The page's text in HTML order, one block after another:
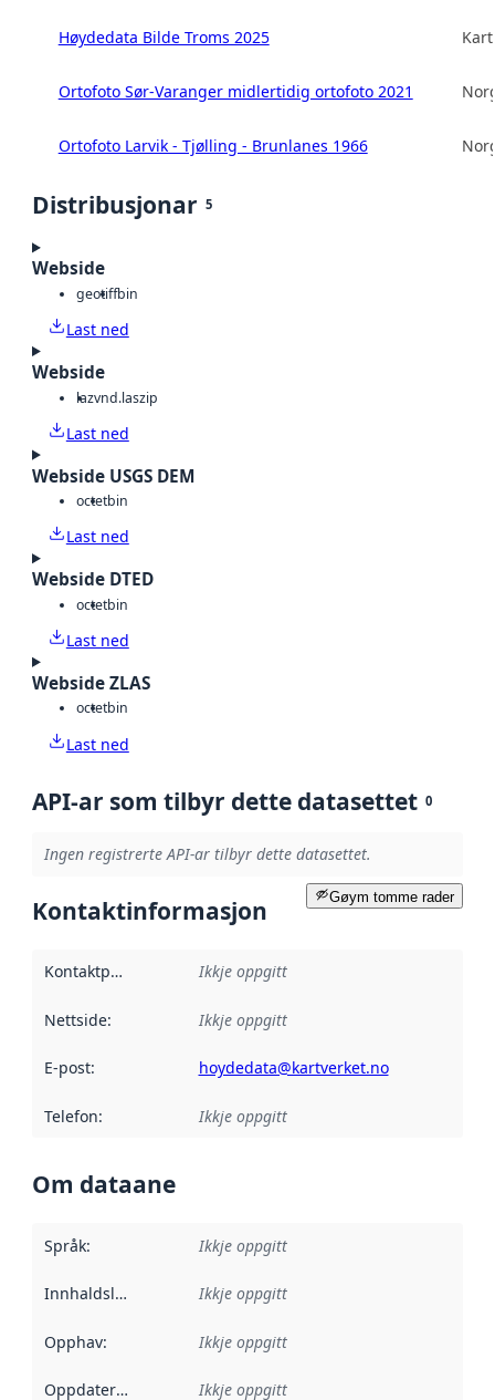
Høydedata Bilde Troms 2025
Ortofoto Sør-Varanger midlertidig ortofoto 2021
Ortofoto Larvik - Tjølling - Brunlanes 1966
Distribusjonar 5
Webside
geotiffbin
Last ned
Webside
lazvnd.laszip
Last ned
Webside USGS DEM
octetbin
Last ned
Webside DTED
octetbin
Last ned
Webside ZLAS
octetbin
Last ned
API-ar som tilbyr dette datasettet 0
Ingen registrerte API-ar tilbyr dette datasettet.
Gøym tomme rader
Kontaktinformasjon
Kontaktpunkt Ikkje oppgitt
Nettside: Ikkje oppgitt
E-post: hoydedata@kartverket.no
Telefon: Ikkje oppgitt
Om dataane
Språk: Ikkje oppgitt
Innhaldsleverandørar :
Ikkje oppgitt
Opphav: Ikkje oppgitt
Oppdateringsfrekvens :
Ikkje oppgitt